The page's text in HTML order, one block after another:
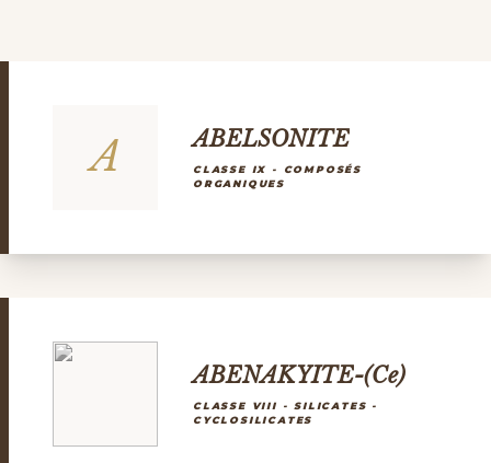
A ABELSONITE
CLASSE IX - COMPOSÉS
ORGANIQUES
ABENAKYITE-(Ce)
CLASSE VIII - SILICATES -
CYCLOSILICATES